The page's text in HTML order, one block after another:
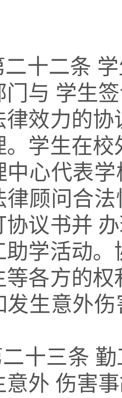
二十二条
门与 学生
律效力的协
。学生在
中心代表
律顾问合
协议书并
助学活动。
等各方的
发生意外
十三条
意外 伤害